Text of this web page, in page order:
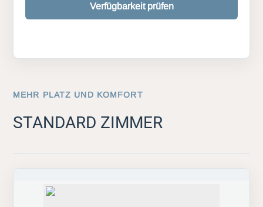
Verfügbarkeit prüfen
MEHR PLATZ UND KOMFORT
STANDARD ZIMMER